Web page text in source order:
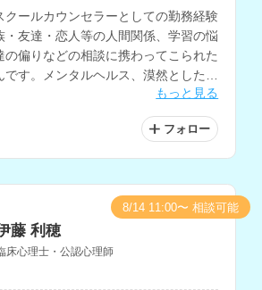
クールカウンセラーとしての勤務経験
・友達・恋人等の人間関係、学習の悩
の偏りなどの相談に携わってこられた
す。メンタルヘルス、漠然とした不
もっと見る
フォロー
藤 利穂
床心理士・公認心理師
8/14 11:00〜 相談可能